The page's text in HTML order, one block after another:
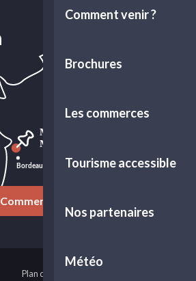
Comment venir ?
Brochures
Les commerces
Tourisme accessible
Nos partenaires
Météo
Comment venir ?
Plan du site